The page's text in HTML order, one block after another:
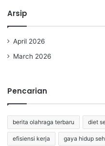
Arsip
April 2026
March 2026
Pencarian
berita olahraga terbaru diet
efisiensi kerja gaya hidup